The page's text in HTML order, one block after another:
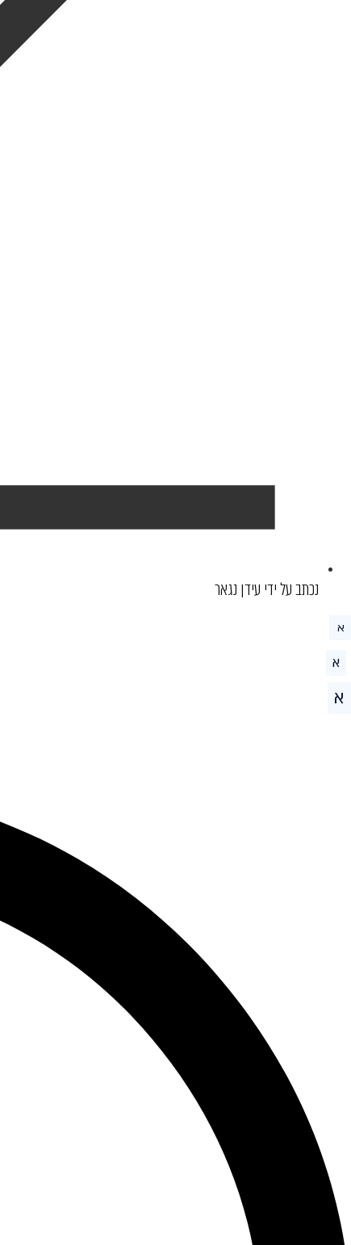
נכתב על ידי עידן נגאר
א
א
א